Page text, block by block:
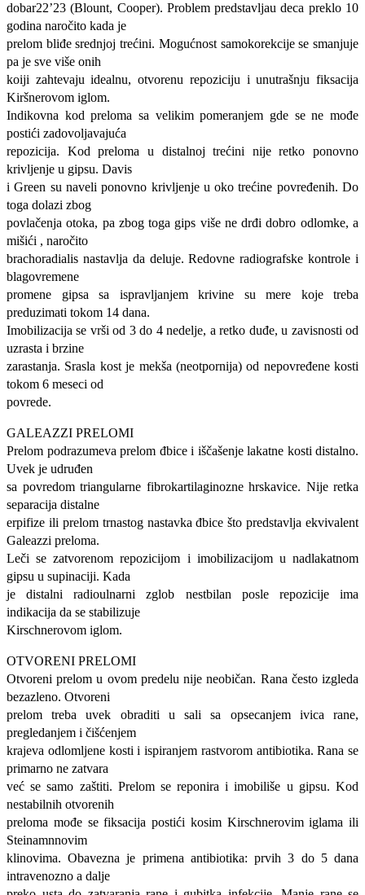
dobar22’23 (Blount, Cooper). Problem predstavljau deca preklo 10
godina naročito kada je
prelom bliđe srednjoj trećini. Mogućnost samokorekcije se smanjuje
pa je sve više onih
koiji zahtevaju idealnu, otvorenu repoziciju i unutrašnju fiksacija
Kiršnerovom iglom.
Indikovna kod preloma sa velikim pomeranjem gde se ne mođe
postići zadovoljavajuća
repozicija. Kod preloma u distalnoj trećini nije retko ponovno
krivljenje u gipsu. Davis
i Green su naveli ponovno krivljenje u oko trećine povređenih. Do
toga dolazi zbog
povlačenja otoka, pa zbog toga gips više ne drđi dobro odlomke, a
mišići , naročito
brachoradialis nastavlja da deluje. Redovne radiografske kontrole i
blagovremene
promene gipsa sa ispravljanjem krivine su mere koje treba
preduzimati tokom 14 dana.
Imobilizacija se vrši od 3 do 4 nedelje, a retko duđe, u zavisnosti od
uzrasta i brzine
zarastanja. Srasla kost je mekša (neotpornija) od nepovređene kosti
tokom 6 meseci od
povrede.
GALEAZZI PRELOMI
Prelom podrazumeva prelom đbice i iščašenje lakatne kosti distalno.
Uvek je udruđen
sa povredom triangularne fibrokartilaginozne hrskavice. Nije retka
separacija distalne
erpifize ili prelom trnastog nastavka đbice što predstavlja ekvivalent
Galeazzi preloma.
Leči se zatvorenom repozicijom i imobilizacijom u nadlakatnom
gipsu u supinaciji. Kada
je distalni radioulnarni zglob nestbilan posle repozicije ima
indikacija da se stabilizuje
Kirschnerovom iglom.
OTVORENI PRELOMI
Otvoreni prelom u ovom predelu nije neobičan. Rana često izgleda
bezazleno. Otvoreni
prelom treba uvek obraditi u sali sa opsecanjem ivica rane,
pregledanjem i čišćenjem
krajeva odlomljene kosti i ispiranjem rastvorom antibiotika. Rana se
primarno ne zatvara
već se samo zaštiti. Prelom se reponira i imobiliše u gipsu. Kod
nestabilnih otvorenih
preloma mođe se fiksacija postići kosim Kirschnerovim iglama ili
Steinamnnovim
klinovima. Obavezna je primena antibiotika: prvih 3 do 5 dana
intravenozno a dalje